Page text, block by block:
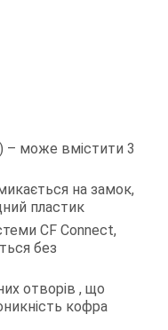
– може вмістити 3
на замок,
пластик
CF Connect,
без
отворів , що
кофра